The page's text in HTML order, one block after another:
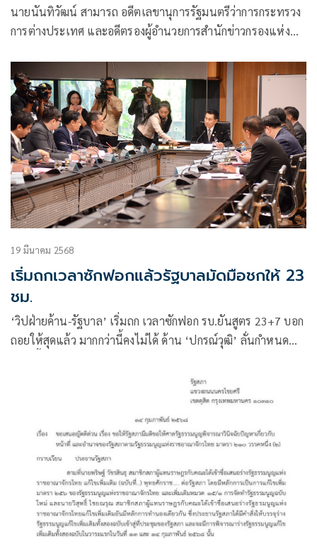
นายนันทิวัฒน์ สามารถ อดีตเลขานุการรัฐมนตรีว่าการกระทรวง
การต่างประเทศ และอดีตรองผู้อำนวยการสำนักข่าวกรองแห่ง
19 มีนาคม 2568
เริ่มถกเวลาซักฟอกแล้วรัฐบาลมัดมือชกให้ 23
ชม.
‘วิปฝ่ายค้าน-รัฐบาล’ เริ่มถก เวลาซักฟอก รบ.ยันสูตร 23+7 บอก
ถอยให้สุดแล้ว มากกว่านี้คงไม่ได้ ด้าน ‘ปกรณ์วุฒิ’ ลั่นกำหนด